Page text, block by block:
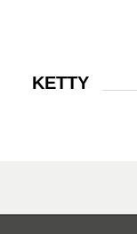
KETTY